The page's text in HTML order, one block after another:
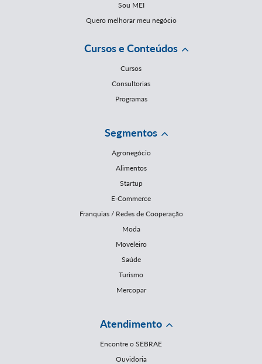
Sou MEI
Quero melhorar meu negócio
Cursos e Conteúdos
Cursos
Consultorias
Programas
Segmentos
Agronegócio
Alimentos
Startup
E-Commerce
Franquias / Redes de Cooperação
Moda
Moveleiro
Saúde
Turismo
Mercopar
Atendimento
Encontre o SEBRAE
Ouvidoria